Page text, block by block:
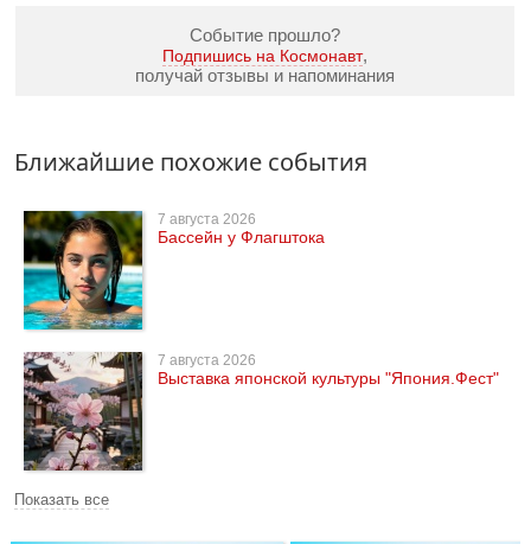
Событие прошло?
Подпишись на Космонавт,
получай отзывы и напоминания
Ближайшие похожие события
7 августа 2026
Бассейн у Флагштока
7 августа 2026
Выставка японской культуры "Япония.Фест"
Показать все